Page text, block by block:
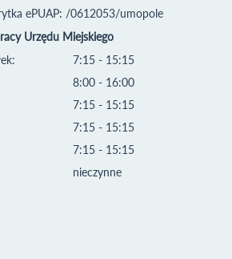
ePUAP: /0612053/umopole
Urzędu Miejskiego
7:15 - 15:15
8:00 - 16:00
7:15 - 15:15
7:15 - 15:15
7:15 - 15:15
nieczynne